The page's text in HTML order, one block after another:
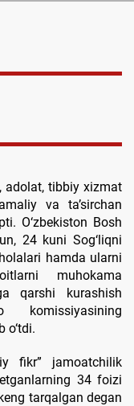
adolat, tibbiy xizmat
va ta’sirchan
O‘zbekiston Bosh
24 kuni Sog‘liqni
hamda ularni
muhokama
qarshi kurashish
komissiyasining
o‘tdi.
fikr” jamoatchilik
34 foizi
tarqalgan degan